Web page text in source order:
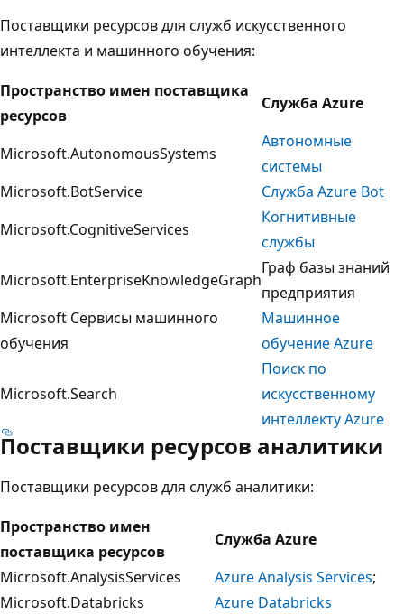
Поставщики ресурсов для служб искусственного
интеллекта и машинного обучения:
Пространство имен поставщика
ресурсов
Служба Azure
Microsoft.AutonomousSystems
Автономные
системы
Microsoft.BotService
Служба Azure Bot
Microsoft.CognitiveServices
Когнитивные
службы
Microsoft.EnterpriseKnowledgeGraph
Граф базы знаний
предприятия
Microsoft Сервисы машинного
обучения
Машинное
обучение Azure
Microsoft.Search
Поиск по
искусственному
интеллекту Azure
Поставщики ресурсов аналитики
Поставщики ресурсов для служб аналитики:
Пространство имен
поставщика ресурсов
Служба Azure
Microsoft.AnalysisServices
Azure Analysis Services;
Microsoft.Databricks
Azure Databricks